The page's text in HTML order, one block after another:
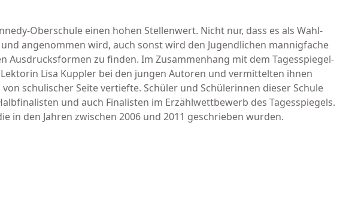
Oberschule einen hohen Stellenwert. Nicht nur, dass es als Wahl-
angenommen wird, auch sonst wird den Jugendlichen mannigfache
Ausdrucksformen zu finden. Im Zusammenhang mit dem Tagesspiegel-
Lisa Kuppler bei den jungen Autoren und vermittelten ihnen
schulischer Seite vertiefte. Schüler und Schü­lerinnen dieser Schule
und auch Finalisten im Erzählwettbewerb des Tagesspiegels.
in den Jahren zwischen 2006 und 2011 geschrieben wurden.